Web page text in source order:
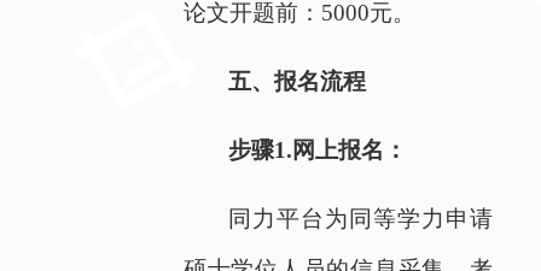
论文开题前： 5000元。
五、报名流程
步骤1.网上报名：
同力平台为同等学力申请